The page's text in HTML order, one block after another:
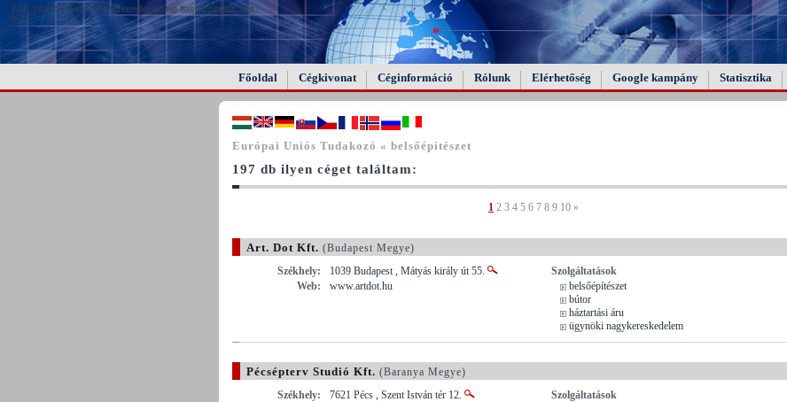
FAIL (the browser should render some flash content, not
this).
Főoldal Cégkivonat Céginformáció Rólunk Elérhetőség Google kampány Statisztika
Európai Uniós Tudakozó « belsőépítészet
197 db ilyen céget találtam:
1 2 3 4 5 6 7 8 9 10 »
Art. Dot Kft. (Budapest Megye)
Székhely:
1039 Budapest , Mátyás király út 55.
Web:
www.artdot.hu
Szolgáltatások
belsőépítészet
bútor
háztartási áru
ügynöki nagykereskedelem
Pécsépterv Studió Kft. (Baranya Megye)
Székhely:
7621 Pécs , Szent István tér 12.
Szolgáltatások